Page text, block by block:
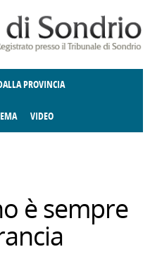
PROVINCIA
VIDEO
è sempre